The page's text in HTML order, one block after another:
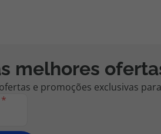
melhores
e promoções exclusivas
*